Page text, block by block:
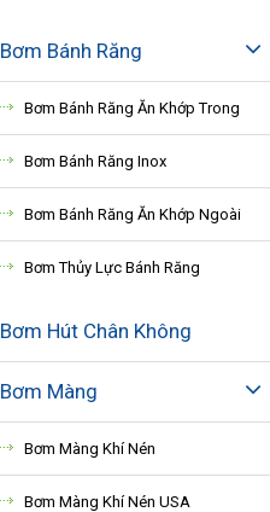
Bơm Bánh Răng
Bơm Bánh Răng Ăn Khớp Trong
Bơm Bánh Răng Inox
Bơm Bánh Răng Ăn Khớp Ngoài
Bơm Thủy Lực Bánh Răng
Bơm Hút Chân Không
Bơm Màng
Bơm Màng Khí Nén
Bơm Màng Khí Nén USA